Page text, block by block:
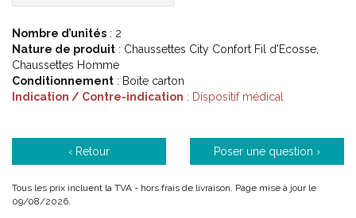
Varices, troubles fonctionnels (jambes lourdes,...) suites
chirurgie phlébologique et sclérothérapique.
Elégance et raffinement pour une utilisation citadine.
par un procédé renforçant son aspect soyeux et la finesse de
Nombre d’unités : 2
Nature de produit : Chaussettes City Confort Fil d'Ecosse,
Chaussettes Homme
Conditionnement : Boite carton
Indication / Contre-indication : Dispositif médical
‹ Retour Poser une question ›
Tous les prix incluent la TVA - hors frais de livraison. Page mise à jour le
09/08/2026.